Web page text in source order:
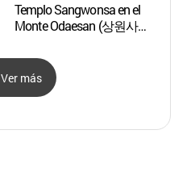
Templo Sangwonsa en el
Monte Odaesan (상원사
Ver más